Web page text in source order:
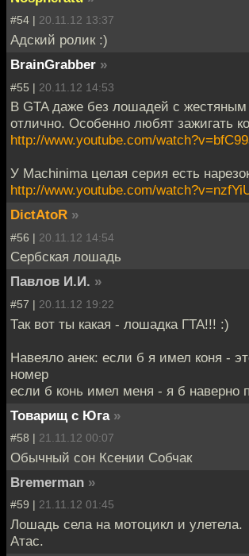
#54 | 20.11.12 13:37
Адский ролик :)
BrainGrabber »
#55 | 20.11.12 14:53
В GTA даже без лошадей с
отлично. Особенно любят зажигать
http://www.youtube.com/
У Machinima целая серия есть
http://www.youtube.com/
DictAtoR »
#56 | 20.11.12 14:54
Сербская лошадь
Павлов И.И. »
#57 | 20.11.12 19:22
Так вот ты какая - лошадка ГТА!!! :)
Навеяло анек: если б я имел коня -
номер
если б конь имел меня - я б наверно
Товарищ с Юга »
#58 | 21.11.12 00:07
Обычный сон Ксении Собчак
Bremerman »
#59 | 21.11.12 01:45
Лошадь села на мотоцикл и улетела.
Атас.